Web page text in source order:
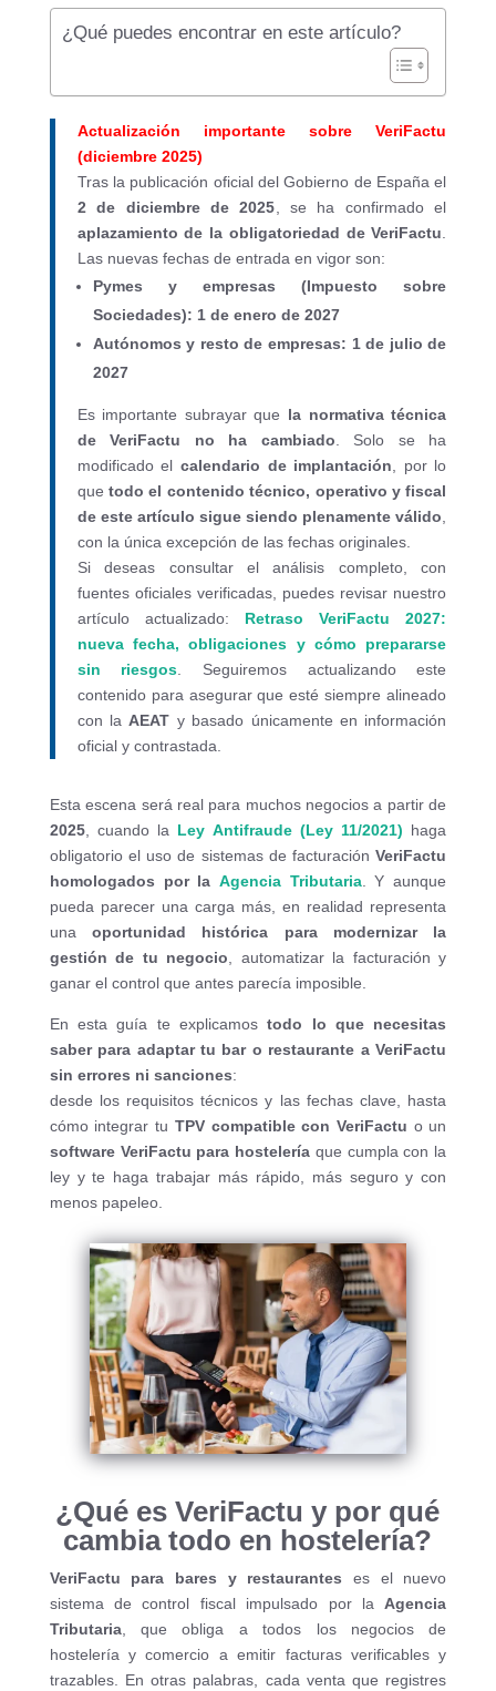
¿Qué puedes encontrar en este artículo?
Actualización importante sobre VeriFactu
(diciembre 2025)
Tras la publicación oficial del Gobierno de España el
2 de diciembre de 2025 , se ha confirmado el
aplazamiento de la obligatoriedad de VeriFactu
Las nuevas fechas de entrada en vigor son:
Pymes y empresas (Impuesto sobre
Sociedades): 1 de enero de 2027
Autónomos y resto de empresas: 1 de julio de
2027
Es importante subrayar que la normativa técnica
de VeriFactu no ha cambiado . Solo se ha
modificado el calendario de implantación , por lo
quetodo el contenido técnico, operativo y fiscal
de este artículo sigue siendo plenamente válido
con la única excepción de las fechas originales.
Si deseas consultar el análisis completo, con
fuentes oficiales verificadas, puedes revisar nuestro
artículo actualizado: Retraso VeriFactu 2027:
nueva fecha, obligaciones y cómo prepararse
sin riesgos . Seguiremos actualizando este
contenido para asegurar que esté siempre alineado
con la AEAT y basado únicamente en información
oficial y contrastada.
Esta escena será real para muchos negocios a partir de
2025, cuando la Ley Antifraude (Ley 11/2021) haga
obligatorio el uso de sistemas de facturaciónVeriFactu
homologados por la Agencia Tributaria. Y aunque
pueda parecer una carga más, en realidad representa
unaoportunidad histórica para modernizar la
gestión de tu negocio , automatizar la facturación y
ganar el control que antes parecía imposible.
En esta guía te explicamostodo lo que necesitas
saber para adaptar tu bar o restaurante a VeriFactu
sin errores ni sanciones:
desde los requisitos técnicos y las fechas clave, hasta
cómo integrar tu TPV compatible con VeriFactu o un
software VeriFactu para hostelería que cumpla con la
ley y te haga trabajar más rápido, más seguro y con
menos papeleo.
¿Qué es VeriFactu y por qué
cambia todo en hostelería?
VeriFactu para bares y restaurantes es el nuevo
sistema de control fiscal impulsado por laAgencia
Tributaria, que obliga a todos los negocios de
hostelería y comercio a emitir facturas verificables y
trazables. En otras palabras, cada venta que registres